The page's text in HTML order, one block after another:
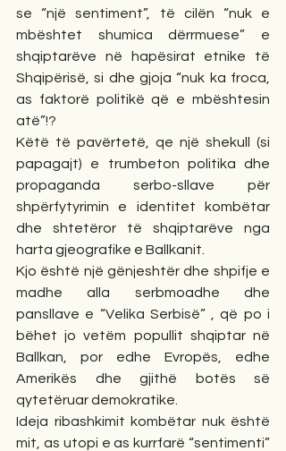
se “një sentiment”, të cilën “nuk e
mbështet shumica dërrmuese” e
shqiptarëve në hapësirat etnike të
Shqipërisë, si dhe gjoja “nuk ka froca,
as faktorë politikë që e mbështesin
atë”!?
Këtë të pavërtetë, qe një shekull (si
papagajt) e trumbeton politika dhe
propaganda serbo-sllave për
shpërfytyrimin e identitet kombëtar
dhe shtetëror të shqiptarëve nga
harta gjeografike e Ballkanit.
Kjo është një gënjeshtër dhe shpifje e
madhe alla serbmoadhe dhe
pansllave e “Velika Serbisë” , që po i
bëhet jo vetëm popullit shqiptar në
Ballkan, por edhe Evropës, edhe
Amerikës dhe gjithë botës së
qytetëruar demokratike.
Ideja ribashkimit kombëtar nuk është
mit, as utopi e as kurrfarë “sentimenti”